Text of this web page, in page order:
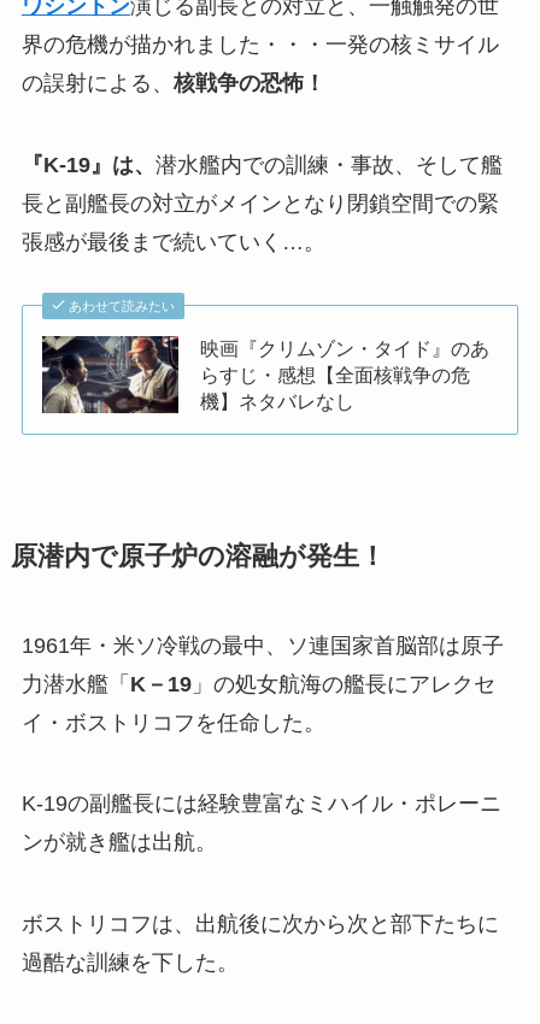
ワシントン演じる副長との対立と、一触触発の世
界の危機が描かれました・・・一発の核ミサイル
の誤射による、 核戦争の恐怖！
『K-19』は、 潜水艦内での訓練・事故、そして艦
長と副艦長の対立がメインとなり閉鎖空間での緊
張感が最後まで続いていく…。
あわせて読みたい
映画『クリムゾン・タイド』のあ
らすじ・感想【全面核戦争の危
機】ネタバレなし
原潜内で原子炉の溶融が発生！
1961年・米ソ冷戦の最中、ソ連国家首脳部は原子
力潜水艦「 K－19」の処女航海の艦長にアレクセ
イ・ボストリコフを任命した。
K-19の副艦長には経験豊富なミハイル・ポレーニ
ンが就き艦は出航。
ボストリコフは、出航後に次から次と部下たちに
過酷な訓練を下した。